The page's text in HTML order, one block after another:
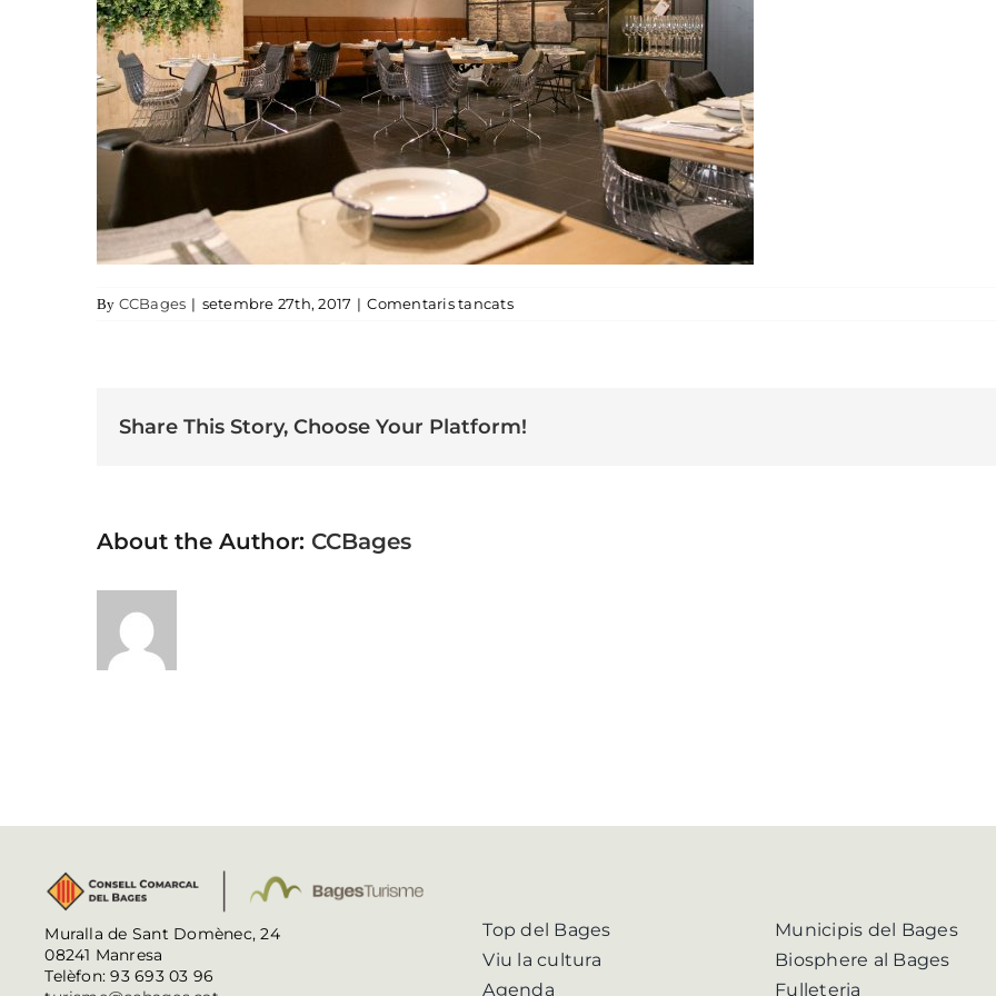
By CCBages | setembre 27th, 2017 | Comentaris tancatsa Restaurant To+
Share This Story, Choose Your Platform!
About the Author: CCBages
Muralla de Sant Domènec, 24
08241 Manresa
Telèfon: 93 693 03 96
Top del Bages
Viu la cultura
Agenda
Municipis del Bages
Biosphere al Bages
Fulleteria